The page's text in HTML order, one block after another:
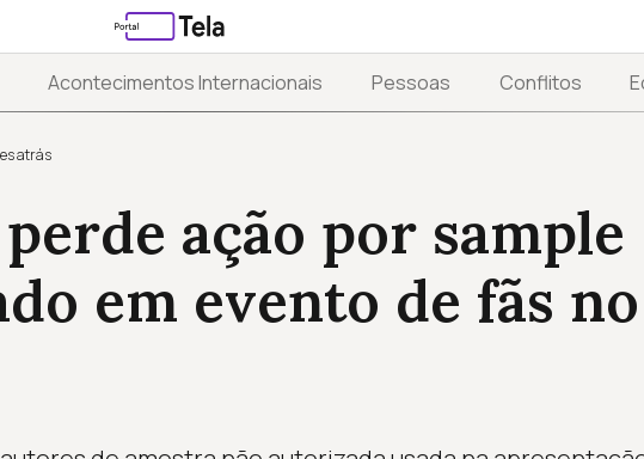
Acontecimentos Internacionais Pessoas Conflitos
atrás
ação por sample
em evento de fãs no